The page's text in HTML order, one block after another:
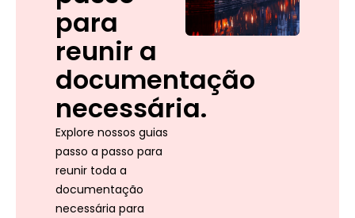
para
reunir a
documentação
necessária.
Explore nossos guias
passo a passo para
reunir toda a
documentação
necessária para